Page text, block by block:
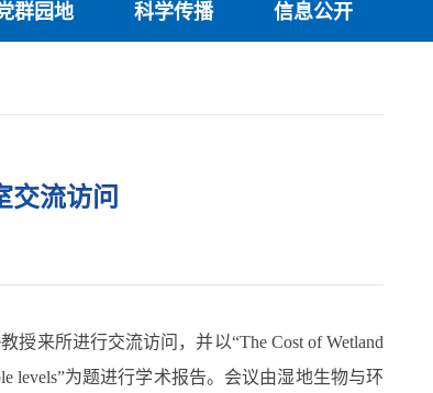
群园地 科学传播 信息公开
交流访问
教授来所进行交流访问，并以“The Cost of Wetland
levels”为题进行学术报告。 会议由湿地生物与环